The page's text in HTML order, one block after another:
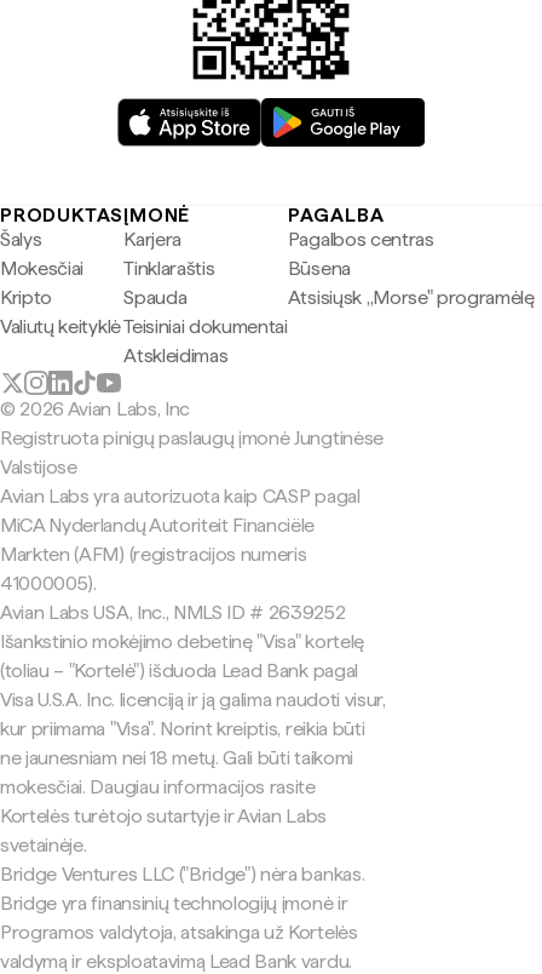
PRODUKTAS
Šalys
Mokesčiai
Kripto
Valiutų keityklė
ĮMONĖ
Karjera
Tinklaraštis
Spauda
Teisiniai dokumentai
Atskleidimas
PAGALBA
Pagalbos centras
Būsena
Atsisiųsk „Morse" programėlę
© 2026 Avian Labs, Inc
Registruota pinigų paslaugų įmonė Jungtinėse
Valstijose
Avian Labs yra autorizuota kaip CASP pagal
MiCA Nyderlandų Autoriteit Financiële
Markten (AFM) (registracijos numeris
41000005).
Avian Labs USA, Inc., NMLS ID # 2639252
Išankstinio mokėjimo debetinę "Visa" kortelę
(toliau – "Kortelė") išduoda Lead Bank pagal
Visa U.S.A. Inc. licenciją ir ją galima naudoti visur,
kur priimama "Visa". Norint kreiptis, reikia būti
ne jaunesniam nei 18 metų. Gali būti taikomi
mokesčiai. Daugiau informacijos rasite
Kortelės turėtojo sutartyje ir Avian Labs
svetainėje.
Bridge Ventures LLC ("Bridge") nėra bankas.
Bridge yra finansinių technologijų įmonė ir
Programos valdytoja, atsakinga už Kortelės
valdymą ir eksploatavimą Lead Bank vardu.